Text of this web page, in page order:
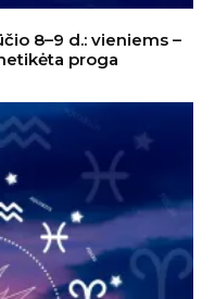
8–9 d.: vieniems –
proga